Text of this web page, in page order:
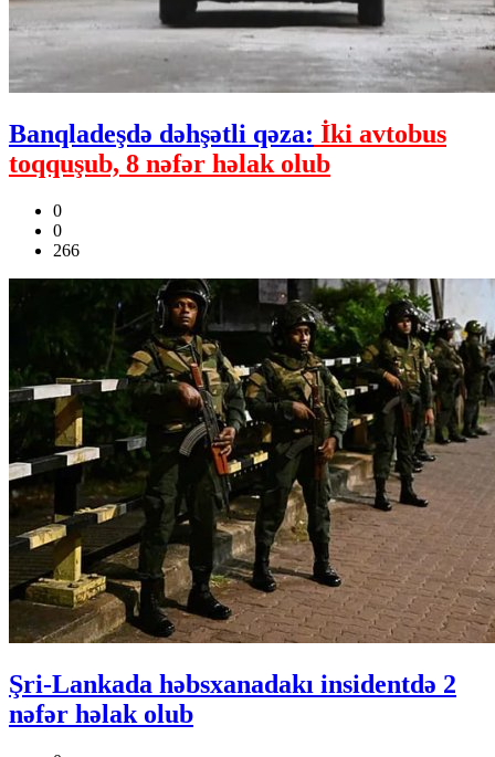
Banqladeşdə dəhşətli qəza: İki avtobus
toqquşub, 8 nəfər həlak olub
0
0
266
Şri-Lankada həbsxanadakı insidentdə 2
nəfər həlak olub